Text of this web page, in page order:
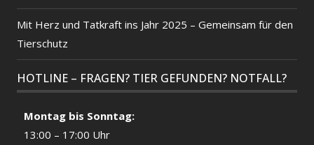
Mit Herz und Tatkraft ins Jahr 2025 – Gemeinsam für den
Tierschutz
HOTLINE – FRAGEN? TIER GEFUNDEN? NOTFALL?
Montag bis Sonntag:
13:00 – 17:00 Uhr